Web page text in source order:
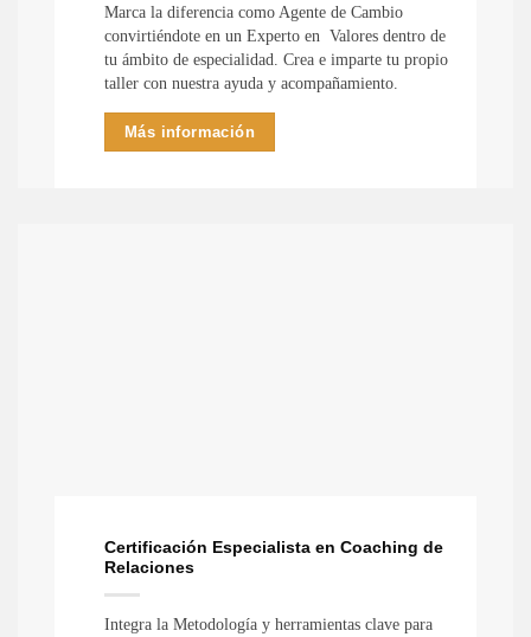
Marca la diferencia como Agente de Cambio
convirtiéndote en un Experto en Valores dentro de
tu ámbito de especialidad. Crea e imparte tu propio
taller con nuestra ayuda y acompañamiento.
Más información
Certificación Especialista en Coaching de
Relaciones
Integra la Metodología y herramientas clave para